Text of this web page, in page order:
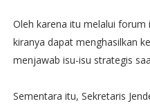
Oleh karena itu melalui forum
kiranya dapat menghasilkan
menjawab isu-isu strategis
Sementara itu, Sekretaris